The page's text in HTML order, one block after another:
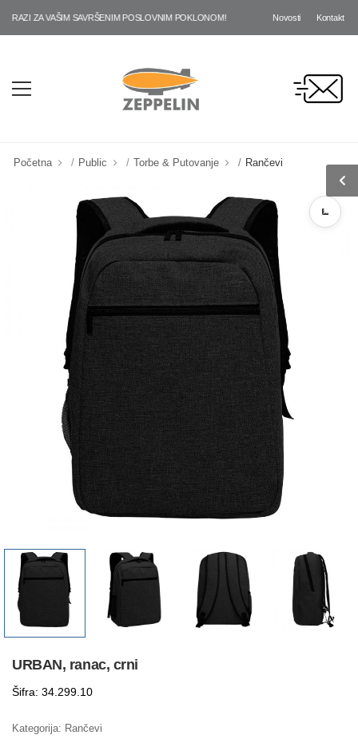
ZA VAŠIM SAVRŠENIM POSLOVNIM POKLONOM! Novosti Kontakt
Početna Public Torbe & Putovanje Rančevi
URBAN, ranac, crni
Šifra: 34.299.10
Kategorija: Rančevi